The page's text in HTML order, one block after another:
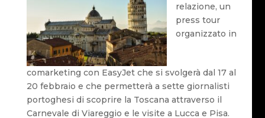
relazione, un
press tour
organizzato in
comarketing con EasyJet che si svolgerà dal 17 al
20 febbraio e che permetterà a sette giornalisti
portoghesi di scoprire la Toscana attraverso il
Carnevale di Viareggio e le visite a Lucca e Pisa.